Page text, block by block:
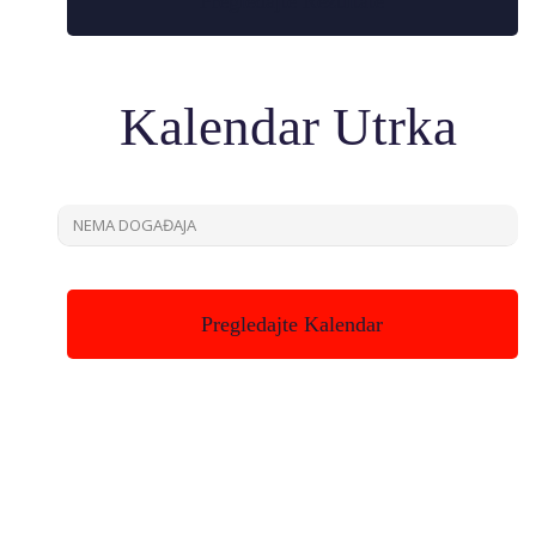
Kalendar Utrka
NEMA DOGAĐAJA
Pregledajte Kalendar